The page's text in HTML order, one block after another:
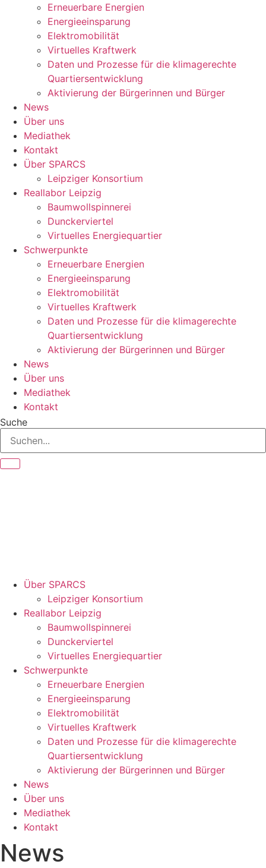
Erneuerbare Energien
Energieeinsparung
Elektromobilität
Virtuelles Kraftwerk
Daten und Prozesse für die klimagerechte
Quartiersentwicklung
Aktivierung der Bürgerinnen und Bürger
News
Über uns
Mediathek
Kontakt
Über SPARCS
Leipziger Konsortium
Reallabor Leipzig
Baumwollspinnerei
Dunckerviertel
Virtuelles Energiequartier
Schwerpunkte
Erneuerbare Energien
Energieeinsparung
Elektromobilität
Virtuelles Kraftwerk
Daten und Prozesse für die klimagerechte
Quartiersentwicklung
Aktivierung der Bürgerinnen und Bürger
News
Über uns
Mediathek
Kontakt
Suche
Über SPARCS
Leipziger Konsortium
Reallabor Leipzig
Baumwollspinnerei
Dunckerviertel
Virtuelles Energiequartier
Schwerpunkte
Erneuerbare Energien
Energieeinsparung
Elektromobilität
Virtuelles Kraftwerk
Daten und Prozesse für die klimagerechte
Quartiersentwicklung
Aktivierung der Bürgerinnen und Bürger
News
Über uns
Mediathek
Kontakt
News